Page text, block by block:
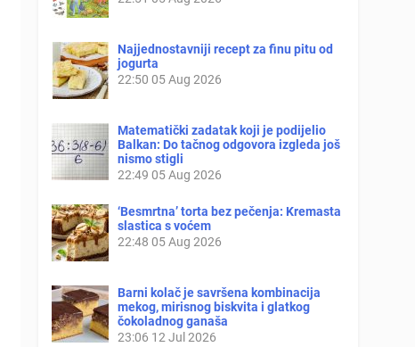
Najjednostavniji recept za finu pitu od
jogurta
22:50 05 Aug 2026
Matematički zadatak koji je podijelio
Balkan: Do tačnog odgovora izgleda još
nismo stigli
22:49 05 Aug 2026
‘Besmrtna’ torta bez pečenja: Kremasta
slastica s voćem
22:48 05 Aug 2026
Barni kolač je savršena kombinacija
mekog, mirisnog biskvita i glatkog
čokoladnog ganaša
23:06 12 Jul 2026